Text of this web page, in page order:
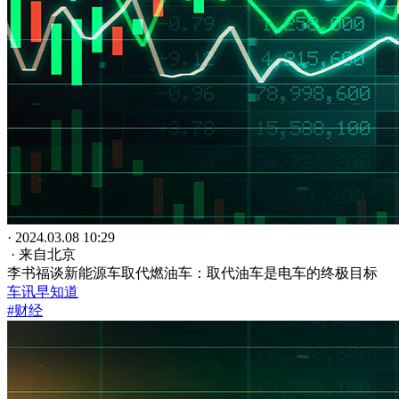
· 2024.03.08 10:29
· 来自北京
李书福谈新能源车取代燃油车：取代油车是电车的终极目标
车讯早知道
#财经